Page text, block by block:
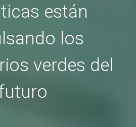
están
los
verdes del